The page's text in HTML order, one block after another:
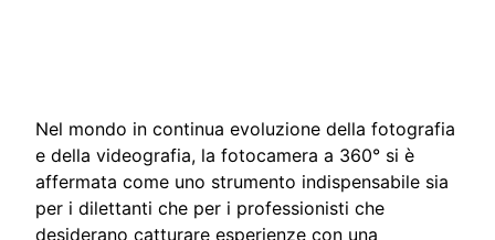
Nel mondo in continua evoluzione della fotografia
e della videografia, la fotocamera a 360° si è
affermata come uno strumento indispensabile sia
per i dilettanti che per i professionisti che
desiderano catturare esperienze con una